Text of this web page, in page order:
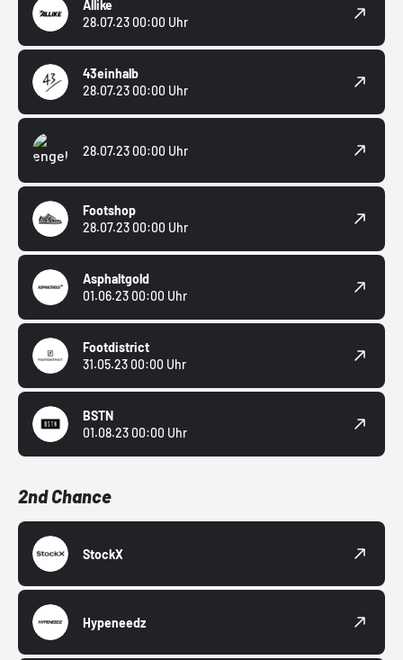
Allike
28.07.23 00:00 Uhr
43einhalb
28.07.23 00:00 Uhr
28.07.23 00:00 Uhr
Footshop
28.07.23 00:00 Uhr
Asphaltgold
01.06.23 00:00 Uhr
Footdistrict
31.05.23 00:00 Uhr
BSTN
01.08.23 00:00 Uhr
2nd Chance
StockX
Hypeneedz